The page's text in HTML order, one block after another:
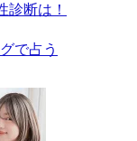
診断は！
で占う